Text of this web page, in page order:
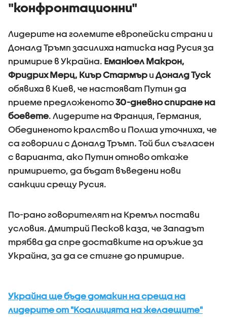
"конфронтационни"
Лидерите на големите европейски страни и
Доналд Тръмп засилиха натиска над Русия за
примирие в Украйна. Еманюел Макрон,
Фридрих Мерц, Киър Стармър и Доналд Туск
обявиха в Киев, че настояват Путин да
приеме предложеното30-дневно спиране на
боевете. Лидерите на Франция, Германия,
Обединеното кралство и Полша уточниха, че
са говорили с Доналд Тръмп. Той бил съгласен
с варианта, ако Путин отново откаже
примирието, да бъдат въведени нови
санкции срещу Русия.
По-рано говорителят на Кремъл постави
условия. Дмитрий Песков каза, че Западът
трябва да спре доставките на оръжие за
Украйна, за да се стигне до примирие.
Украйна ще бъде домакин на среща на
лидерите от "Kоалицията на желаещите"